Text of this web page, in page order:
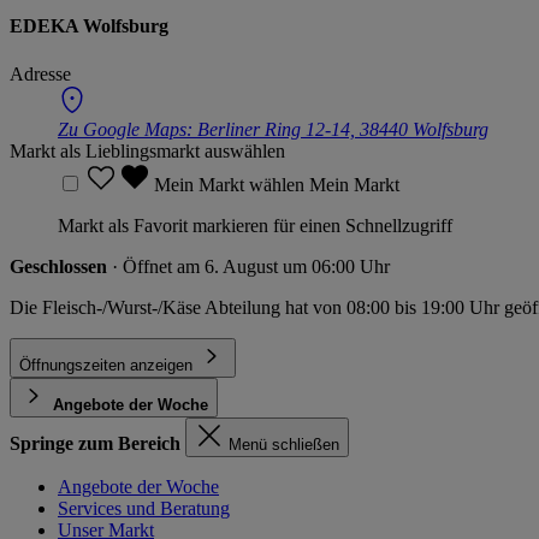
EDEKA Wolfsburg
Adresse
Zu Google Maps: Berliner Ring 12-14, 38440 Wolfsburg
Markt als Lieblingsmarkt auswählen
Mein Markt wählen Mein Markt
Markt als Favorit markieren für einen Schnellzugriff
Geschlossen · Öffnet am 6. August um 06:00 Uhr
Die Fleisch-/Wurst-/Käse Abteilung hat von 08:00 bis 19:00 Uhr
Öffnungszeiten anzeigen
Angebote der Woche
Springe zum Bereich Menü schließen
Angebote der Woche
Services und Beratung
Unser Markt